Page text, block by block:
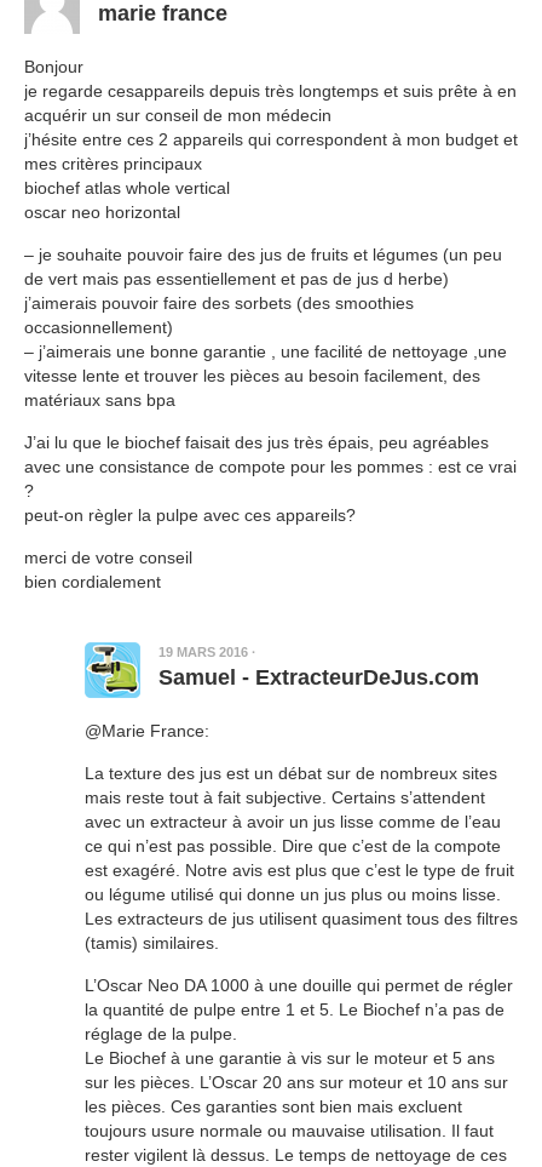
marie france
Bonjour
je regarde cesappareils depuis très longtemps et suis prête à en
acquérir un sur conseil de mon médecin
j’hésite entre ces 2 appareils qui correspondent à mon budget et
mes critères principaux
biochef atlas whole vertical
oscar neo horizontal
– je souhaite pouvoir faire des jus de fruits et légumes (un peu
de vert mais pas essentiellement et pas de jus d herbe)
j’aimerais pouvoir faire des sorbets (des smoothies
occasionnellement)
– j’aimerais une bonne garantie , une facilité de nettoyage ,une
vitesse lente et trouver les pièces au besoin facilement, des
matériaux sans bpa
J’ai lu que le biochef faisait des jus très épais, peu agréables
avec une consistance de compote pour les pommes : est ce vrai
?
peut-on règler la pulpe avec ces appareils?
merci de votre conseil
bien cordialement
19 MARS 2016 ·
Samuel - ExtracteurDeJus.com
@Marie France:
La texture des jus est un débat sur de nombreux sites
mais reste tout à fait subjective. Certains s’attendent
avec un extracteur à avoir un jus lisse comme de l’eau
ce qui n’est pas possible. Dire que c’est de la compote
est exagéré. Notre avis est plus que c’est le type de fruit
ou légume utilisé qui donne un jus plus ou moins lisse.
Les extracteurs de jus utilisent quasiment tous des filtres
(tamis) similaires.
L’Oscar Neo DA 1000 à une douille qui permet de régler
la quantité de pulpe entre 1 et 5. Le Biochef n’a pas de
réglage de la pulpe.
Le Biochef à une garantie à vis sur le moteur et 5 ans
sur les pièces. L’Oscar 20 ans sur moteur et 10 ans sur
les pièces. Ces garanties sont bien mais excluent
toujours usure normale ou mauvaise utilisation. Il faut
rester vigilent là dessus. Le temps de nettoyage de ces